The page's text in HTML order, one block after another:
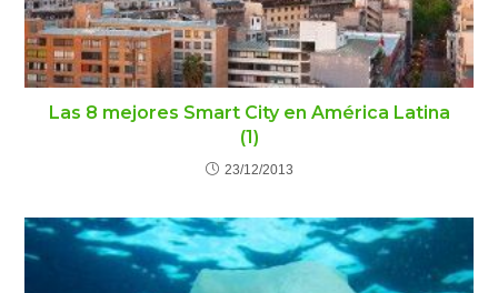
Las 8 mejores Smart City en América Latina
(1)
23/12/2013